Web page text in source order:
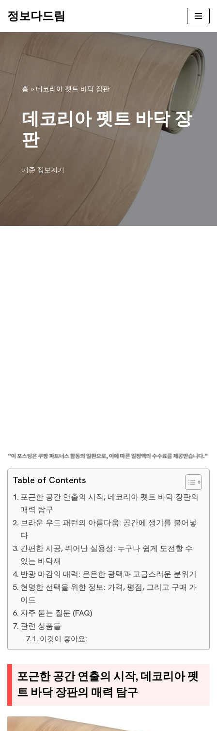
건
뛰
정보다드림
홈 » 데코리아 펫트 바닥 장판
데코리아 펫트 바닥 장
판
기준 정보지기
Table of Contents
포근한 공간 연출의 시작, 데코리아 펫트 바닥 장판의
매력 탐구
브라운 우드 패턴의 아름다움: 공간에 생기를 불어넣
다
간편한 시공, 뛰어난 실용성: 누구나 쉽게 도전할 수
있는 바닥재
반광 마감의 매력: 은은한 광택과 고급스러운 분위기
현명한 선택을 위한 정보: 가격, 평점, 그리고 구매 가
이드
자주 묻는 질문 (FAQ)
관련 상품들
이것이 좋아요:
포근한 공간 연출의 시작, 데코리아 펫
트 바닥 장판의 매력 탐구